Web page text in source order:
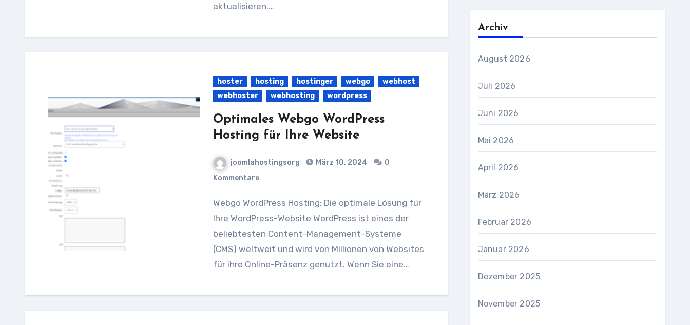
aktualisieren.…
hoster hosting hostinger webgo
webhost
webhoster
webhosting wordpress
Optimales Webgo WordPress
Hosting für Ihre Website
joomlahostingsorg März 10, 2024
0
Kommentare
Webgo WordPress Hosting: Die optimale Lösung für
Ihre WordPress-Website WordPress ist eines der
beliebtesten Content-Management-Systeme
(CMS) weltweit und wird von Millionen von Websites
für ihre Online-Präsenz genutzt. Wenn Sie eine…
Archiv
August 2026
Juli 2026
Juni 2026
Mai 2026
April 2026
März 2026
Februar 2026
Januar 2026
Dezember 2025
November 2025